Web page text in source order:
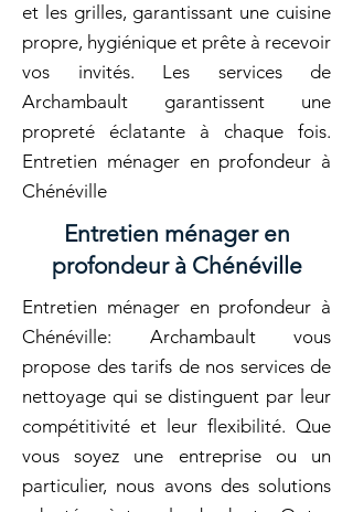
et les grilles, garantissant une cuisine
propre, hygiénique et prête à recevoir
vos invités. Les services de
Archambault garantissent une
propreté éclatante à chaque fois.
Entretien ménager en profondeur à
Chénéville
Entretien ménager en
profondeur à Chénéville
Entretien ménager en profondeur à
Chénéville: Archambault vous
propose des tarifs de nos services de
nettoyage qui se distinguent par leur
compétitivité et leur flexibilité. Que
vous soyez une entreprise ou un
particulier, nous avons des solutions